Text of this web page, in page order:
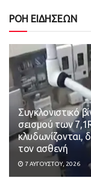
ΡΟΗ ΕΙΔΗΣΕΩΝ
Συγκλονιστικό
σεισμού των
τον ασθενή
7 ΑΥΓΟΎΣΤΟΥ, 2026